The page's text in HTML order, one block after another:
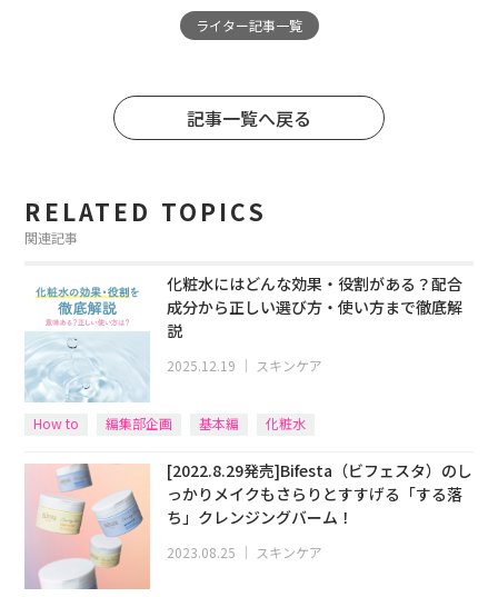
ライター記事一覧
記事一覧へ戻る
RELATED TOPICS
関連記事
化粧水にはどんな効果・役割がある？配合
成分から正しい選び方・使い方まで徹底解
説
2025.12.19 ｜ スキンケア
How to 編集部企画 基本編 化粧水
[2022.8.29発売]Bifesta（ビフェスタ）のし
っかりメイクもさらりとすすげる「する落
ち」クレンジングバーム！
2023.08.25 ｜ スキンケア